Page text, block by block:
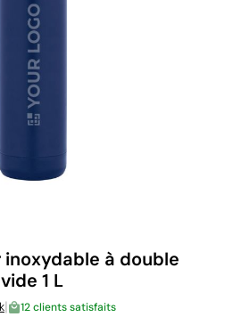
à double
1 L
| 12 clients satisfaits